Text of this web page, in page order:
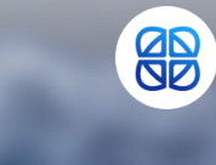
English